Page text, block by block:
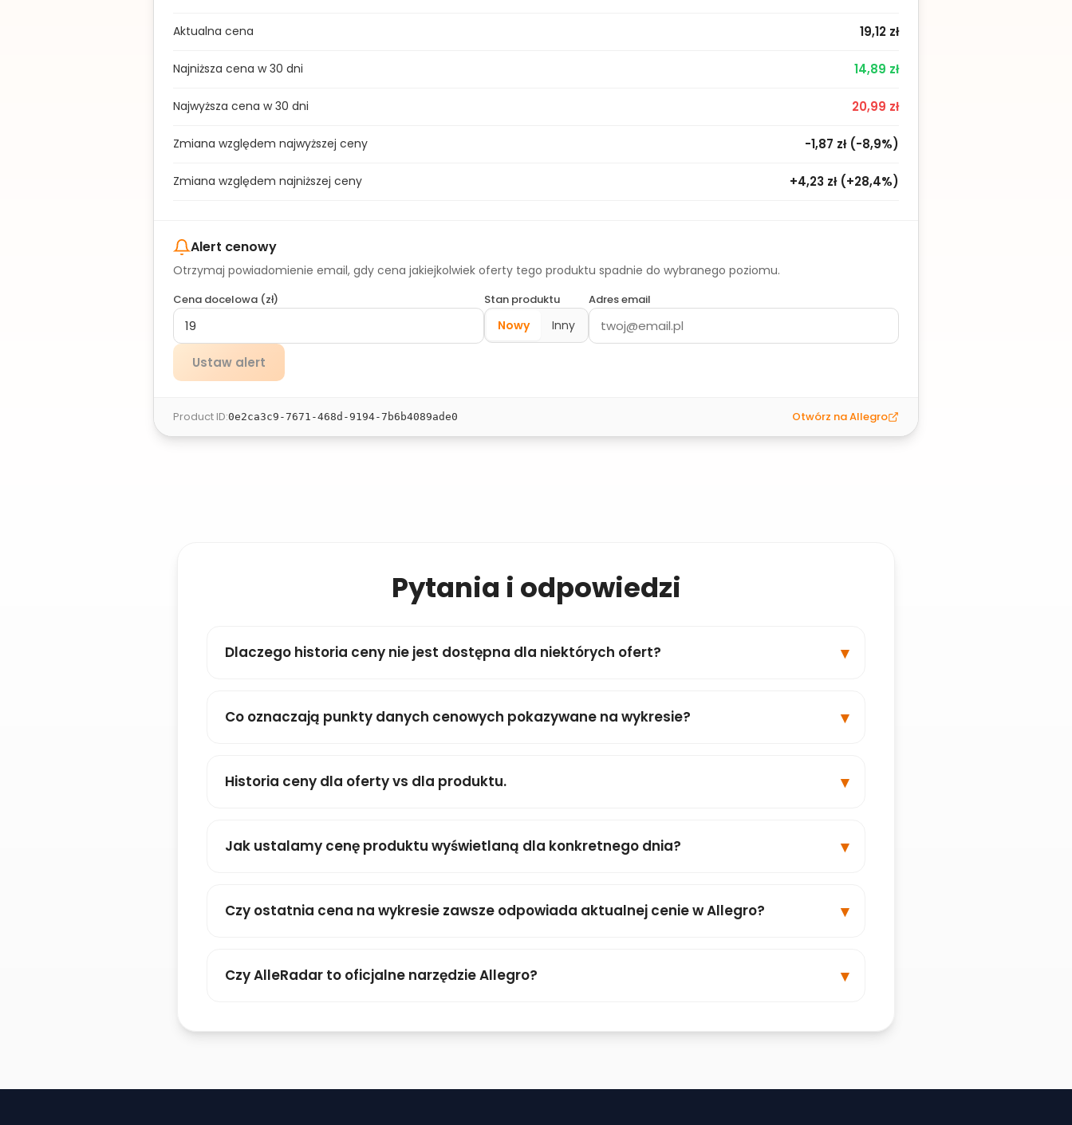
Aktualna cena 19,12 zł
Najniższa cena w 30 dni 14,89 zł
Najwyższa cena w 30 dni 20,99 zł
Zmiana względem najwyższej ceny -1,87 zł(-8,9%)
Zmiana względem najniższej ceny +4,23 zł(+28,4%)
Alert cenowy
Otrzymaj powiadomienie email, gdy cena jakiejkolwiek oferty tego produktu spadnie do wybranego poziomu.
Cena docelowa (zł) Stan produktu
Nowy Inny
Adres email
Ustaw alert
Product ID:0e2ca3c9-7671-468d-9194-7b6b4089ade0 Otwórz na Allegro
Pytania i odpowiedzi
Dlaczego historia ceny nie jest dostępna dla niektórych ofert?
Co oznaczają punkty danych cenowych pokazywane na wykresie?
Historia ceny dla oferty vs dla produktu.
Jak ustalamy cenę produktu wyświetlaną dla konkretnego dnia?
Czy ostatnia cena na wykresie zawsze odpowiada aktualnej cenie w Allegro?
Czy AlleRadar to oficjalne narzędzie Allegro?